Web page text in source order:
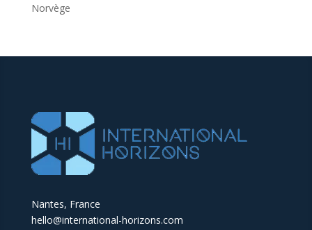
Norvège
Nantes, France
hello@international-horizons.com